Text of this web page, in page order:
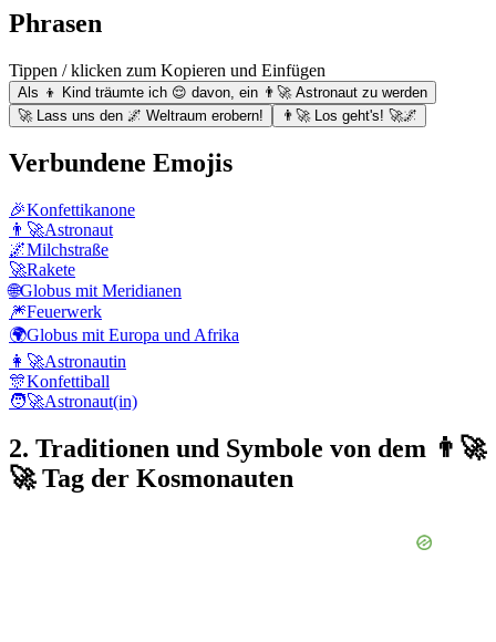
Phrasen
Tippen / klicken zum Kopieren und Einfügen
Als 👦 Kind träumte ich 😌 davon, ein 👨‍🚀 Astronaut zu werden
🚀 Lass uns den 🌌 Weltraum erobern!
👨‍🚀 Los geht's! 🚀🌌
Verbundene Emojis
🎉Konfettikanone
👨‍🚀Astronaut
🌌Milchstraße
🚀Rakete
🌐Globus mit Meridianen
🎆Feuerwerk
🌍Globus mit Europa und Afrika
👩‍🚀Astronautin
🎊Konfettiball
🧑‍🚀Astronaut(in)
2. Traditionen und Symbole von dem 👨‍🚀
🚀 Tag der Kosmonauten